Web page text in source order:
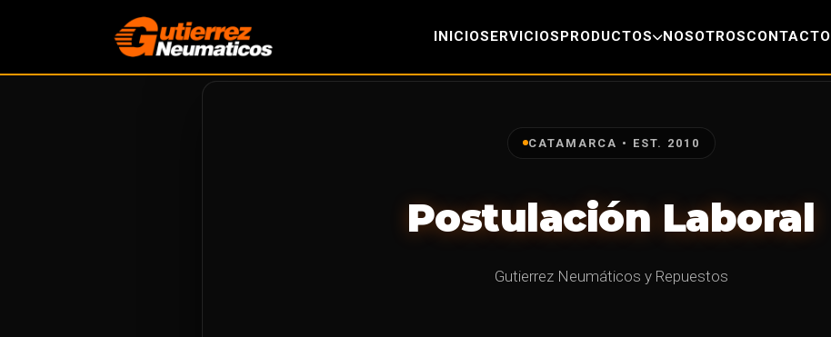
INICIOSERVICIOSPRODUCTOS NOSOTROSCONTACTO
CATAMARCA • EST. 2010
Postulación Laboral
Gutierrez Neumáticos y Repuestos